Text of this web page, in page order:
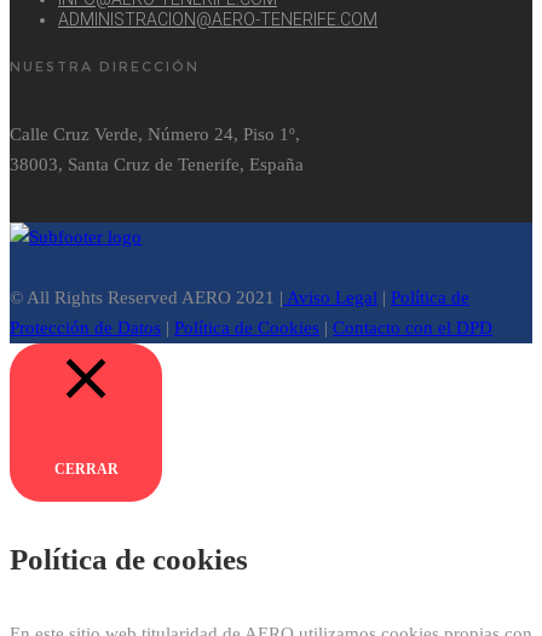
ADMINISTRACION@AERO-TENERIFE.COM
NUESTRA DIRECCIÓN
Calle Cruz Verde, Número 24, Piso 1º,
38003, Santa Cruz de Tenerife, España
© All Rights Reserved AERO 2021 | Aviso Legal | Política de
Protección de Datos | Política de Cookies | Contacto con el DPD
CERRAR
Política de cookies